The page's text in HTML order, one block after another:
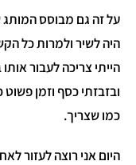
על זה גם מבוסס המותג
היה לשיר ולמרות כל
הייתי צריכה לעבור
ובזבזתי כסף וזמן פשוט
כמו שצריך.
היום אני רוצה לעזור